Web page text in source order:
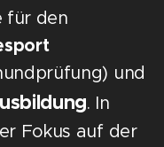
für den
und
. In
Fokus auf der